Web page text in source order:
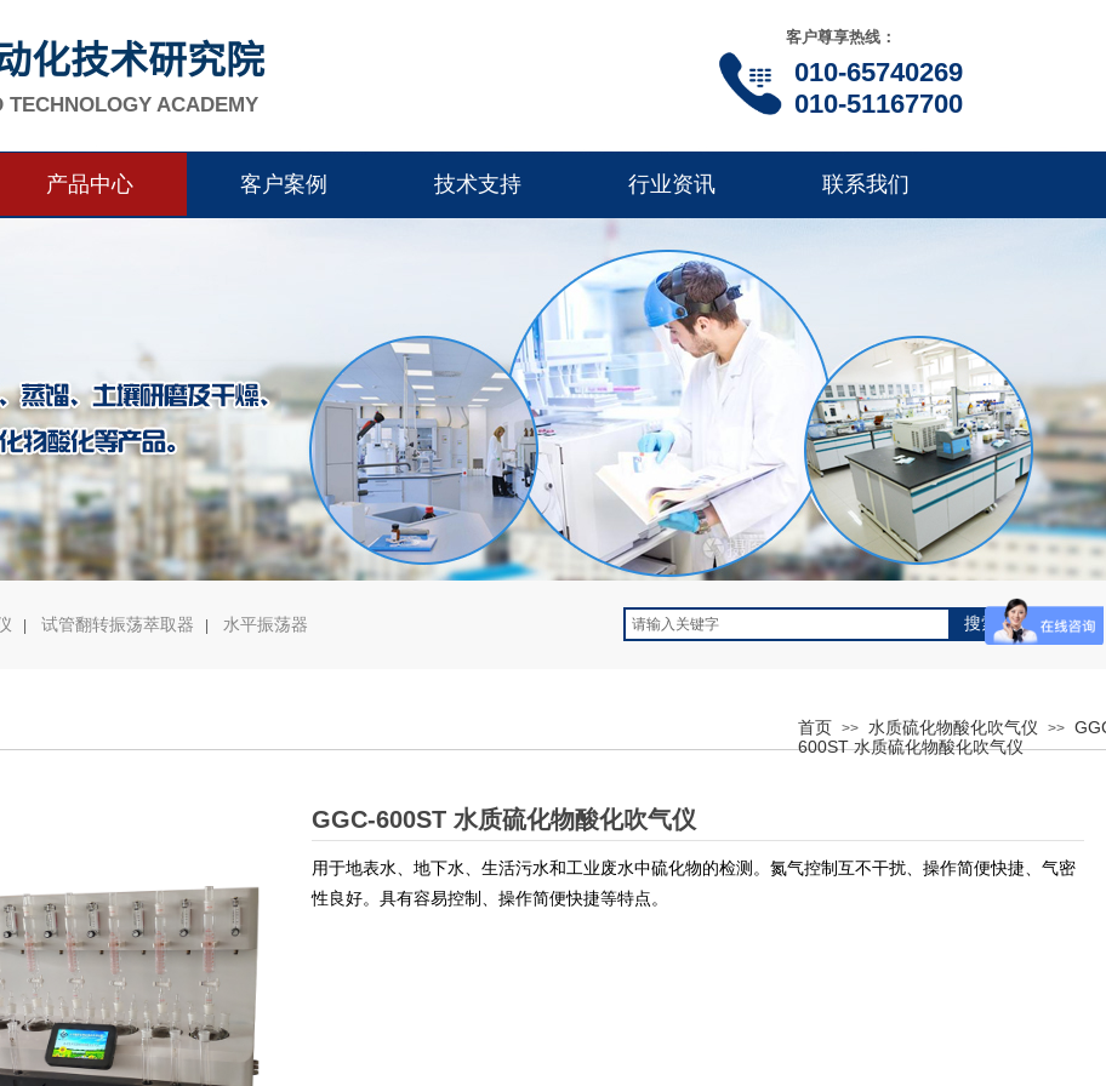
产品中心 客户案例 技术支持 行业资讯 联系我们
化技术研究院
ACADEMY
客户尊享热线：
010-65740269
010-51167700
翻转振荡萃取器 |水平振荡器 搜索
试管翻转振荡萃取器 水平振荡器
首页 >> 水质硫化物酸化吹气仪 >>
600ST 水质硫化物酸化吹气仪
GGC-600ST 水质硫化物酸化吹气仪
用于地表水、地下水、生活污水和工业废水中硫化物的检测。氮气控制互不干扰、操作简便快捷、气密
性良好。具有容易控制、操作简便快捷等特点。